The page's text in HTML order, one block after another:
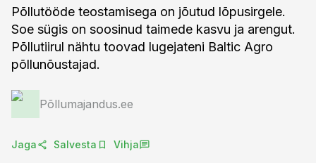
Põllutööde teostamisega on jõutud lõpusirgele.
Soe sügis on soosinud taimede kasvu ja arengut.
Põllutiirul nähtu toovad lugejateni Baltic Agro
põllunõustajad.
Põllumajandus.ee
Jaga Salvesta Vihja